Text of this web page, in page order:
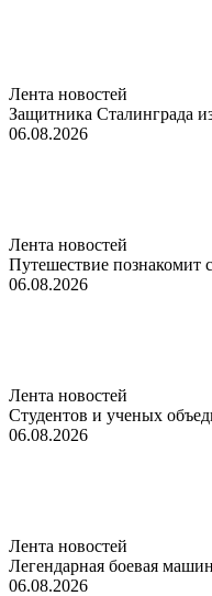
Лента новостей
Защитника Сталинграда
06.08.2026
Лента новостей
Путешествие познакомит
06.08.2026
Лента новостей
Студентов и ученых
06.08.2026
Лента новостей
Легендарная боевая
06.08.2026